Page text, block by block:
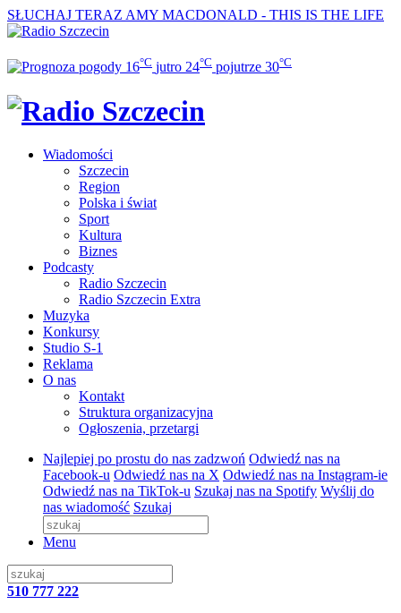
SŁUCHAJ TERAZ AMY MACDONALD - THIS IS THE LIFE
16°C jutro 24°C pojutrze 30°C
Wiadomości
Szczecin
Region
Polska i świat
Sport
Kultura
Biznes
Podcasty
Radio Szczecin
Radio Szczecin Extra
Muzyka
Konkursy
Studio S-1
Reklama
O nas
Kontakt
Struktura organizacyjna
Ogłoszenia, przetargi
Najlepiej po prostu do nas zadzwoń Odwiedź nas na
Facebook-u Odwiedź nas na X Odwiedź nas na Instagram-ie
Odwiedź nas na TikTok-u Szukaj nas na Spotify Wyślij do
nas wiadomość Szukaj
Menu
510 777 222